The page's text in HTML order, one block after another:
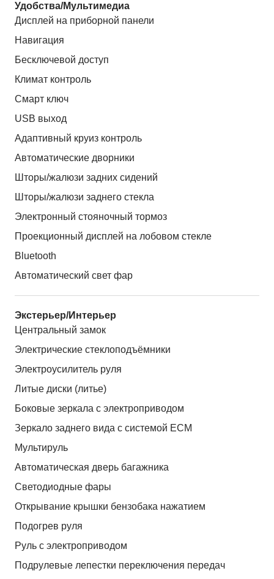
Удобства/Мультимедиа
Дисплей на приборной панели
Навигация
Бесключевой доступ
Климат контроль
Смарт ключ
USB выход
Адаптивный круиз контроль
Автоматические дворники
Шторы/жалюзи задних сидений
Шторы/жалюзи заднего стекла
Электронный стояночный тормоз
Проекционный дисплей на лобовом стекле
Bluetooth
Автоматический свет фар
Экстерьер/Интерьер
Центральный замок
Электрические стеклоподъёмники
Электроусилитель руля
Литые диски (литье)
Боковые зеркала с электроприводом
Зеркало заднего вида с системой ЕСМ
Мультируль
Автоматическая дверь багажника
Светодиодные фары
Открывание крышки бензобака нажатием
Подогрев руля
Руль с электроприводом
Подрулевые лепестки переключения передач